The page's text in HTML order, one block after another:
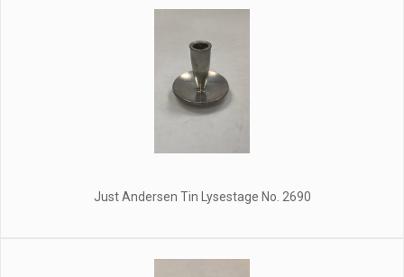
Just Andersen Tin Lysestage No. 2690